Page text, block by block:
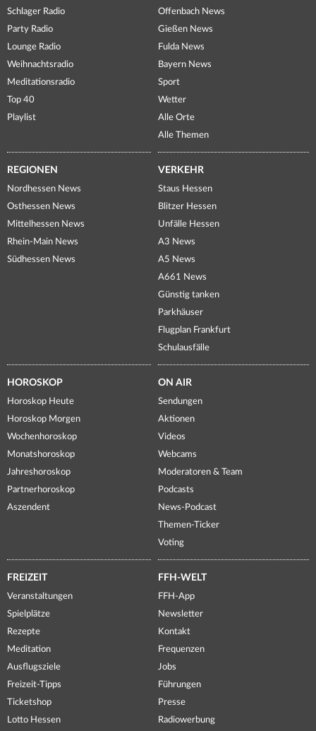
Schlager Radio
Party Radio
Lounge Radio
Weihnachtsradio
Meditationsradio
Top 40
Playlist
Offenbach News
Gießen News
Fulda News
Bayern News
Sport
Wetter
Alle Orte
Alle Themen
REGIONEN
Nordhessen News
Osthessen News
Mittelhessen News
Rhein-Main News
Südhessen News
VERKEHR
Staus Hessen
Blitzer Hessen
Unfälle Hessen
A3 News
A5 News
A661 News
Günstig tanken
Parkhäuser
Flugplan Frankfurt
Schulausfälle
HOROSKOP
Horoskop Heute
Horoskop Morgen
Wochenhoroskop
Monatshoroskop
Jahreshoroskop
Partnerhoroskop
Aszendent
ON AIR
Sendungen
Aktionen
Videos
Webcams
Moderatoren & Team
Podcasts
News-Podcast
Themen-Ticker
Voting
FREIZEIT
Veranstaltungen
Spielplätze
Rezepte
Meditation
Ausflugsziele
Freizeit-Tipps
Ticketshop
Lotto Hessen
FFH-WELT
FFH-App
Newsletter
Kontakt
Frequenzen
Jobs
Führungen
Presse
Radiowerbung